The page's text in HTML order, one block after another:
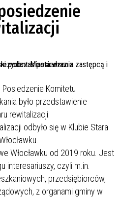
Komitetu
było przedstawienie
rewitalizacji.
odbyło się w Klubie Stara
Włocławku od 2019 roku. Jest
interesariuszy, czyli m.in.
przedsiębiorców,
z organami gminy w